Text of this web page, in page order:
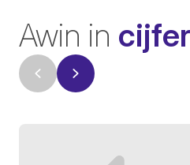
Awin in